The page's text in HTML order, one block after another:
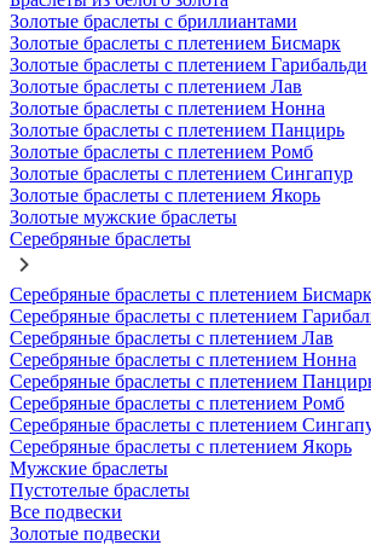
Золотые браслеты с бриллиантами
Золотые браслеты с плетением Бисмарк
Золотые браслеты с плетением Гарибальди
Золотые браслеты с плетением Лав
Золотые браслеты с плетением Нонна
Золотые браслеты с плетением Панцирь
Золотые браслеты с плетением Ромб
Золотые браслеты с плетением Сингапур
Золотые браслеты с плетением Якорь
Золотые мужские браслеты
Серебряные браслеты
Серебряные браслеты с плетением Бисмарк
Серебряные браслеты с плетением
Серебряные браслеты с плетением Лав
Серебряные браслеты с плетением Нонна
Серебряные браслеты с плетением
Серебряные браслеты с плетением Ромб
Серебряные браслеты с плетением
Серебряные браслеты с плетением Якорь
Мужские браслеты
Пустотелые браслеты
Все подвески
Золотые подвески